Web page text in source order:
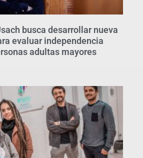
busca desarrollar nueva
evaluar independencia
adultas mayores